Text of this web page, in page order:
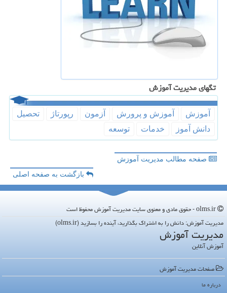
تگهای مدیریت آموزش
آموزش آموزش و پرورش آزمون رپورتاژ
تحصیل
دانش آموز
خدمات توسعه
صفحه مطالب مدیریت آموزش
بازگشت به صفحه اصلی
مدیریت آموزش: دانش را به اشتراک بگذارید، آینده را بسازید (olms.ir)
مدیریت آموزش
آموزش آنلاین
صفحات مدیریت آموزش
درباره ما